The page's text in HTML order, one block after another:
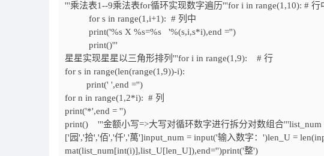
'''乘法表1--9乘法表for循环实现数字遍历'''for i in range(1,10): #
for s in range(1,i+1): # 列中
print('%s X %s=%s '%(s,i,s*i),end ='')
print()'''
星星实现星星以三角形排列'''for i in range(1,9): # 行
for s in range(len(range(1,9))-i):
print(' ',end ='')
for n in range(1,2*i): # 列
print('*',end = '')
print() '''金额小写=>大写对循环数字进行拆分对数组合
['园','拾','佰','仟','萬']input_num = input('输入数字：')len_U =
mat(list_num[int(i)],list_U[len_U]),end='')print('整')